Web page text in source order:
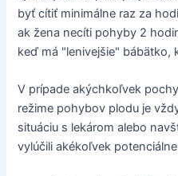
byť cítiť minimálne raz za
ak žena necíti pohyby 2
keď má "lenivejšie" bábätko,
V prípade akýchkoľvek
režime pohybov plodu je
situáciu s lekárom alebo
vylúčili akékoľvek